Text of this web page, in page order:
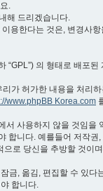
.
해 드리겠습니다.
용한다는 것은, 변경사
“GPL”) 의 형태로 배포
가 허가한 내용을 처리
www.phpBB Korea.com
서 사용하지 않을 것임을
합니다. 예를들어 저작
로 당신을 추방할 것이
금, 옮김, 편집할 수 있다
합니다.